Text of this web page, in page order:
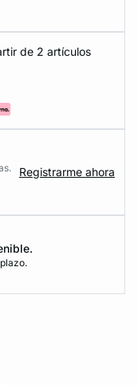
de 2 artículos
Registrarme ahora